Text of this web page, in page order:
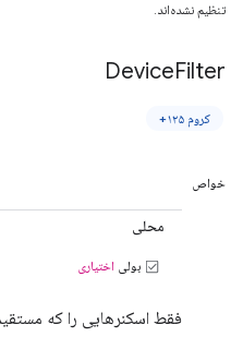
تنظیم نشده‌اند.
DeviceFilter
کروم ۱۲۵+
خواص
محلی
بولی اختیاری
فقط اسکنرهایی را که